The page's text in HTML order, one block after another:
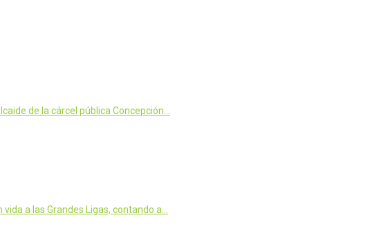
de la cárcel pública Concepción…
a las Grandes Ligas, contando a…